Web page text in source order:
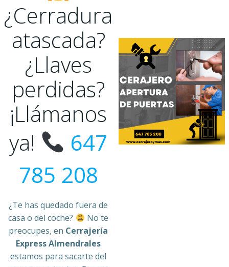
¿Cerradura
atascada?
¿Llaves
perdidas?
¡Llámanos
ya!
647
785 208
¿Te has quedado fuera de
casa o del coche?
No te
preocupes, en Cerrajería
Express Almendrales
estamos para sacarte del